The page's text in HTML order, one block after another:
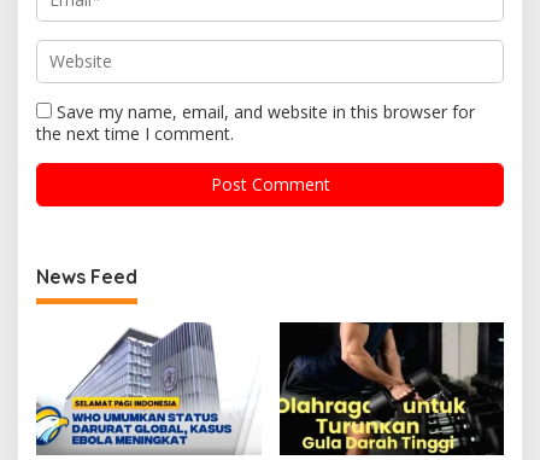
Save my name, email, and website in this browser for
the next time I comment.
News Feed